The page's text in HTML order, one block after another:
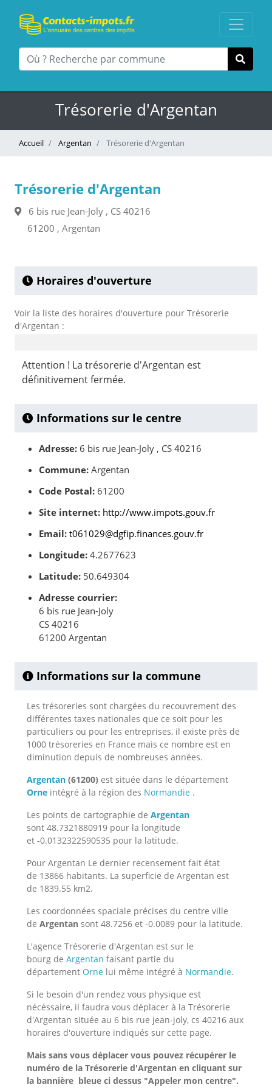
Trésorerie d'Argentan
Accueil Argentan Trésorerie d'Argentan
Trésorerie d'Argentan
6 bis rue Jean-Joly , CS 40216
61200 , Argentan
Horaires d'ouverture
Voir la liste des horaires d'ouverture pour Trésorerie
d'Argentan :
Attention ! La trésorerie d'Argentan est
définitivement fermée.
Informations sur le centre
Adresse: 6 bis rue Jean-Joly , CS 40216
Commune: Argentan
Code Postal: 61200
Site internet: http://www.impots.gouv.fr
Email: t061029@dgfip.finances.gouv.fr
Longitude: 4.2677623
Latitude: 50.649304
Adresse courrier:
6 bis rue Jean-Joly
CS 40216
61200 Argentan
Informations sur la commune
Les trésoreries sont chargées du recouvrement des
différentes taxes nationales que ce soit pour les
particuliers ou pour les entreprises, il existe près de
1000 trésoreries en France mais ce nombre est en
diminution depuis de nombreuses années.
Argentan (61200) est située dans le département
Orne intégré à la région des Normandie .
Les points de cartographie de Argentan
sont 48.7321880919 pour la longitude
et -0.0132322590535 pour la latitude.
Pour Argentan Le dernier recensement fait état
de 13866 habitants. La superficie de Argentan est
de 1839.55 km2.
Les coordonnées spaciale précises du centre ville
de Argentan sont 48.7256 et -0.0089 pour la latitude.
L'agence Trésorerie d'Argentan est sur le
bourg de Argentan faisant partie du
département Orne lui même intégré à Normandie.
Si le besoin d'un rendez vous physique est
nécéssaire, il faudra vous déplacer à la Trésorerie
d'Argentan située au 6 bis rue jean-joly, cs 40216 aux
horaires d'ouverture indiqués sur cette page.
Mais sans vous déplacer vous pouvez récupérer le
numéro de la Trésorerie d'Argentan en cliquant sur
la bannière bleue ci dessus "Appeler mon centre".